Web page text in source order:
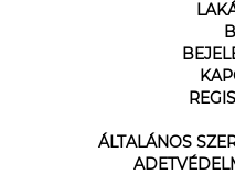
ÁLTALÁNOS